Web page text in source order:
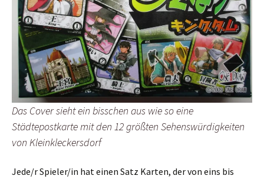
Das Cover sieht ein bisschen aus wie so eine
Städtepostkarte mit den 12 größten Sehenswürdigkeiten
von Kleinkleckersdorf
Jede/r Spieler/in hat einen Satz Karten, der von eins bis